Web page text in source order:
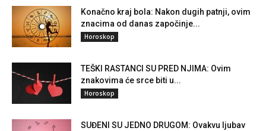
Konačno kraj bola: Nakon dugih patnji, ovim
znacima od danas započinje...
Horoskop
TEŠKI RASTANCI SU PRED NJIMA: Ovim
znakovima će srce biti u...
Horoskop
SUĐENI SU JEDNO DRUGOM: Ovakvu ljubav